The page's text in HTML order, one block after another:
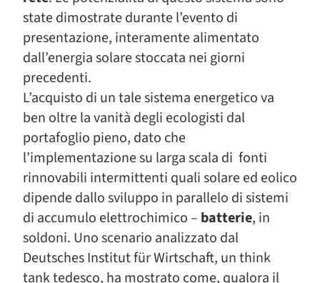
state dimostrate durante l’evento di
presentazione, interamente alimentato
dall’energia solare stoccata nei giorni
precedenti.
L’acquisto di un tale sistema energetico va
ben oltre la vanità degli ecologisti dal
portafoglio pieno, dato che
l’implementazione su larga scala di fonti
rinnovabili intermittenti quali solare ed eolico
dipende dallo sviluppo in parallelo di sistemi
di accumulo elettrochimico – batterie, in
soldoni. Uno scenario analizzato dal
Deutsches Institut für Wirtschaft, un think
tank tedesco, ha mostrato come, qualora il